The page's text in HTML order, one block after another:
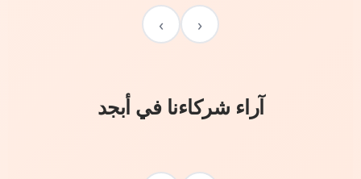
‹
›
آراء شركاءنا في أبجد